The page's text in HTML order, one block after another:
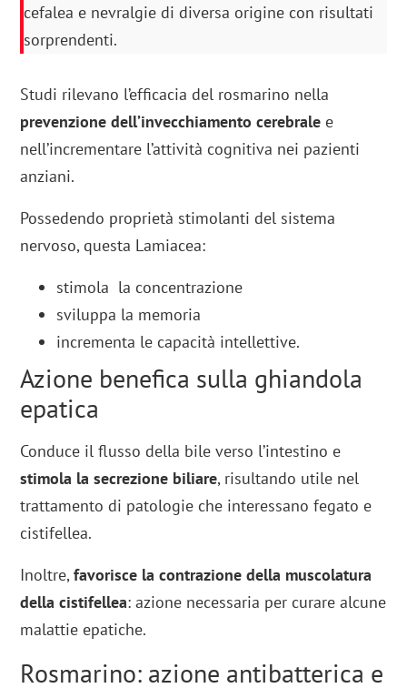
cefalea e nevralgie di diversa origine con risultati
sorprendenti.
Studi rilevano l’efficacia del rosmarino nella
prevenzione dell’invecchiamento cerebrale e
nell’incrementare l’attività cognitiva nei pazienti
anziani.
Possedendo proprietà stimolanti del sistema
nervoso, questa Lamiacea:
stimola la concentrazione
sviluppa la memoria
incrementa le capacità intellettive.
Azione benefica sulla ghiandola
epatica
Conduce il flusso della bile verso l’intestino e
stimola la secrezione biliare, risultando utile nel
trattamento di patologie che interessano fegato e
cistifellea.
Inoltre,favorisce la contrazione della muscolatura
della cistifellea: azione necessaria per curare alcune
malattie epatiche.
Rosmarino: azione antibatterica e